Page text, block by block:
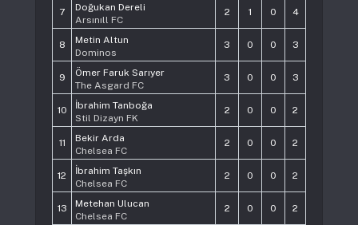
7
Doğukan Dereli
Arsınıll FC
2 1 0 4
8
Metin Altun
Dominos
3 0 0 3
9
Ömer Faruk Sarıyer
The Asgard FC
3 0 0 3
10
İbrahim Tanboğa
Stil Dizayn FK
2 0 0 2
11
Bekir Arda
Chelsea FC
2 0 0 2
12
İbrahim Taşkın
Chelsea FC
2 0 0 2
13
Metehan Ulucan
Chelsea FC
2 0 0 2